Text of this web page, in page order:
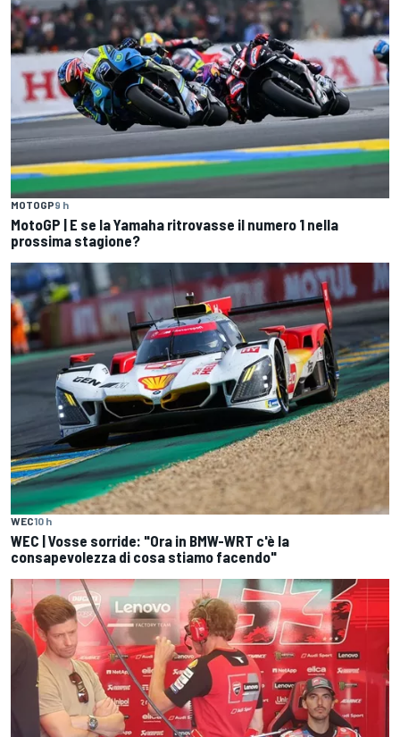
MOTOGP9 h
MotoGP | E se la Yamaha ritrovasse il numero 1 nella
prossima stagione?
WEC10 h
WEC | Vosse sorride: "Ora in BMW-WRT c'è la
consapevolezza di cosa stiamo facendo"